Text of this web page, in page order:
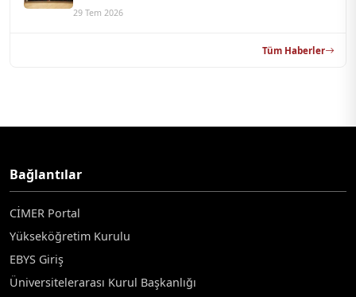
29 Tem 2026
Tüm Haberler
Bağlantılar
CİMER Portal
Yükseköğretim Kurulu
EBYS Giriş
Üniversitelerarası Kurul Başkanlığı